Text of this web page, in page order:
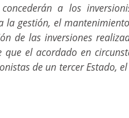
a los
la gestión, el
de las inversiones
el acordado en
de un tercer Estado,